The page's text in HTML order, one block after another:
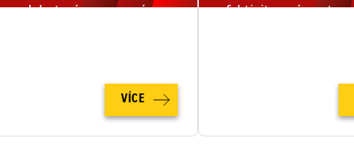
modelu terénu pomocí
VÍCE
efektivitu práce